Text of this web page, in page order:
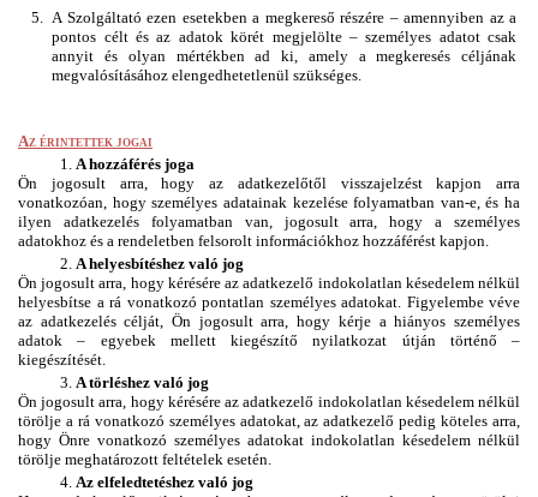
A Szolgáltató ezen esetekben a megkereső részére – amennyiben az a
pontos célt és az adatok körét megjelölte – személyes adatot csak
annyit és olyan mértékben ad ki, amely a megkeresés céljának
megvalósításához elengedhetetlenül szükséges.
Az érintettek jogai
A hozzáférés joga
Ön jogosult arra, hogy az adatkezelőtől visszajelzést kapjon arra
vonatkozóan, hogy személyes adatainak kezelése folyamatban van-e, és ha
ilyen adatkezelés folyamatban van, jogosult arra, hogy a személyes
adatokhoz és a rendeletben felsorolt információkhoz hozzáférést kapjon.
A helyesbítéshez való jog
Ön jogosult arra, hogy kérésére az adatkezelő indokolatlan késedelem nélkül
helyesbítse a rá vonatkozó pontatlan személyes adatokat. Figyelembe véve
az adatkezelés célját, Ön jogosult arra, hogy kérje a hiányos személyes
adatok – egyebek mellett kiegészítő nyilatkozat útján történő –
kiegészítését.
A törléshez való jog
Ön jogosult arra, hogy kérésére az adatkezelő indokolatlan késedelem nélkül
törölje a rá vonatkozó személyes adatokat, az adatkezelő pedig köteles arra,
hogy Önre vonatkozó személyes adatokat indokolatlan késedelem nélkül
törölje meghatározott feltételek esetén.
Az elfeledtetéshez való jog